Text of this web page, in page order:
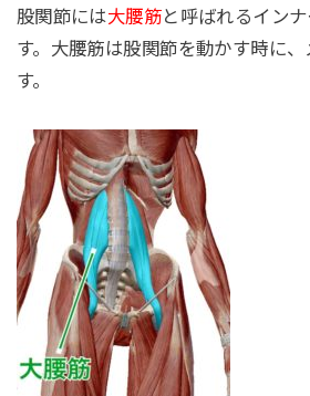
股関節には大腰筋と呼ばれるイン
す。大腰筋は股関節を動かす時に
す。